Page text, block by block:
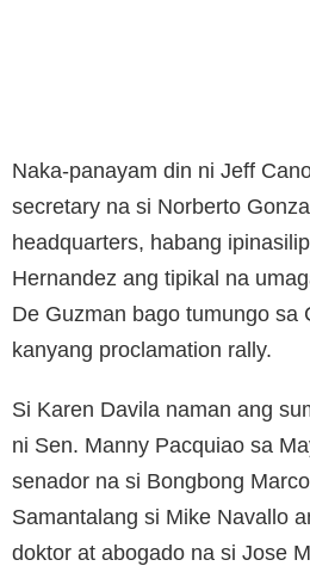
Naka-panayam din ni Jeff
secretary na si Norberto
headquarters, habang
Hernandez ang tipikal na
De Guzman bago tumungo sa
kanyang proclamation rally.
Si Karen Davila naman ang
ni Sen. Manny Pacquiao sa
senador na si Bongbong
Samantalang si Mike Navallo
doktor at abogado na si Jose